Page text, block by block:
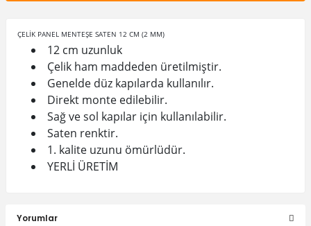
ÇELİK PANEL MENTEŞE SATEN 12 CM (2 MM)
12 cm uzunluk
Çelik ham maddeden üretilmiştir.
Genelde düz kapılarda kullanılır.
Direkt monte edilebilir.
Sağ ve sol kapılar için kullanılabilir.
Saten renktir.
1. kalite uzunu ömürlüdür.
YERLİ ÜRETİM
Yorumlar